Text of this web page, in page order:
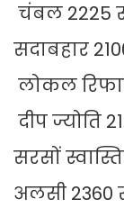
चंबल 2225
सदाबहार
लोकल
दीप ज्योति
सरसों
अलसी 2360